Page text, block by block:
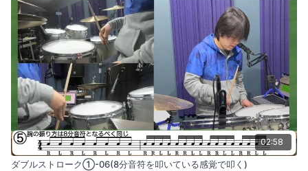
02:58
ダブルストローク①-06(8分音符を叩いている感覚で叩く)